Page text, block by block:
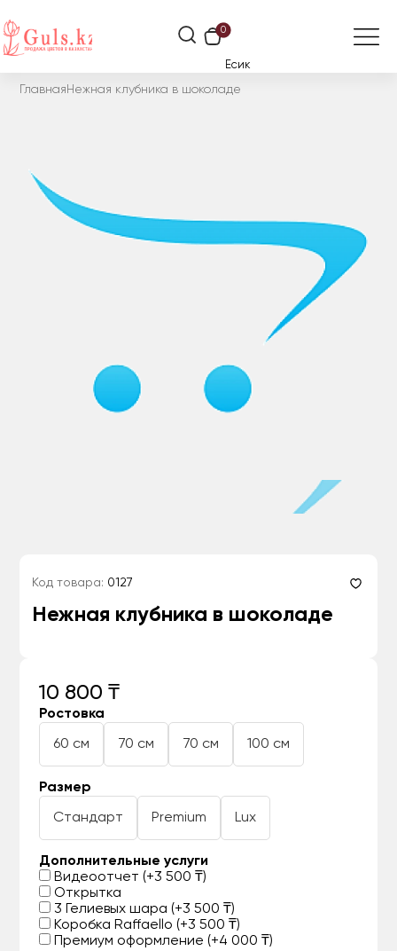
0
Есик
Главная Нежная клубника в шоколаде
Код товара: 0127
Нежная клубника в шоколаде
10 800 ₸
Ростовка
60 см 70 см 70 см 100 см
Размер
Стандарт Premium Lux
Дополнительные услуги
Видеоотчет (+3 500 ₸)
Открытка
3 Гелиевых шара (+3 500 ₸)
Коробка Raffaello (+3 500 ₸)
Премиум оформление (+4 000 ₸)